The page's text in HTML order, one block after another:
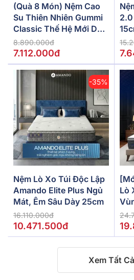
(Quà 8 Món) Nệm Cao
Su Thiên Nhiên Gummi
Classic Thế Hệ Mới Dày
5/10/15cm
8.890.000đ
7.112.000đ
-35%
Nệm Lò Xo Túi Độc Lập
Amando Elite Plus Ngủ
Mát, Êm Sâu Dày 25cm
16.110.000đ
10.471.500đ
Lò
Xem Tất Cả